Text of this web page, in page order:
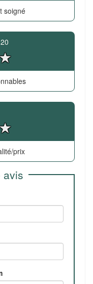
soigné
prix
avis